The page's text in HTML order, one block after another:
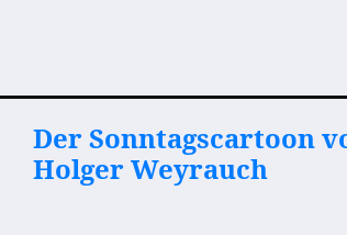
Der Sonntagscartoon
Holger Weyrauch